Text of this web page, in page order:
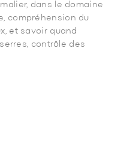
dans le domaine
compréhension du
et savoir quand
contrôle des